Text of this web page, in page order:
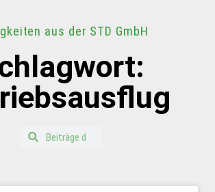
aus der STD GmbH